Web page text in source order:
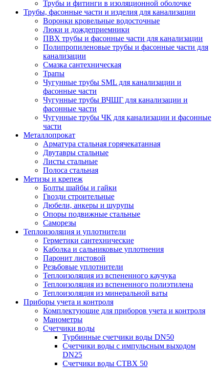
Трубы и фитинги в изоляционной оболочке
Трубы, фасонные части и изделия для канализации
Воронки кровельные водосточные
Люки и дождеприемники
ПВХ трубы и фасонные части для канализации
Полипропиленовые трубы и фасонные части для
канализации
Смазка сантехническая
Трапы
Чугунные трубы SML для канализации и
фасонные части
Чугунные трубы ВЧШГ для канализации и
фасонные части
Чугунные трубы ЧК для канализации и фасонные
части
Металлопрокат
Арматура стальная горячекатанная
Двутавры стальные
Листы стальные
Полоса стальная
Метизы и крепеж
Болты шайбы и гайки
Гвозди строительные
Дюбели, анкеры и шурупы
Опоры подвижные стальные
Саморезы
Теплоизоляция и уплотнители
Герметики сантехнические
Каболка и сальниковые уплотнения
Паронит листовой
Резьбовые уплотнители
Теплоизоляция из вспененного каучука
Теплоизоляция из вспененного полиэтилена
Теплоизоляция из минеральной ваты
Приборы учета и контроля
Комплектующие для приборов учета и контроля
Манометры
Счетчики воды
Турбинные счетчики воды DN50
Счетчики воды с импульсным выходом
DN25
Счетчики воды СТВХ 50